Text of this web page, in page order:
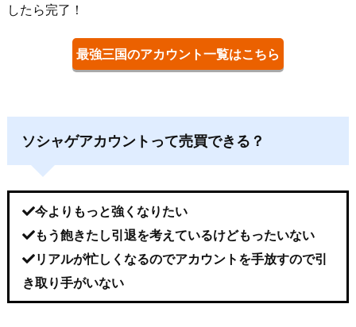
したら完了！
最強三国のアカウント一覧はこちら
ソシャゲアカウントって売買できる？
今よりもっと強くなりたい
もう飽きたし引退を考えているけどもったいない
リアルが忙しくなるのでアカウントを手放すので引
き取り手がいない